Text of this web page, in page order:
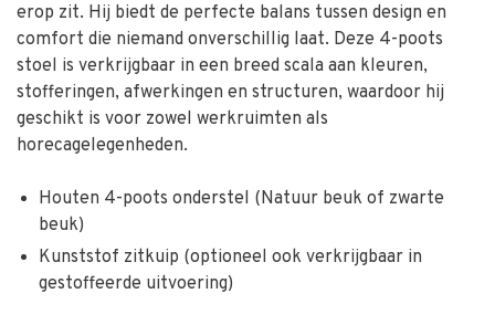
erop zit. Hij biedt de perfecte balans tussen design en
comfort die niemand onverschillig laat. Deze 4-poots
stoel is verkrijgbaar in een breed scala aan kleuren,
stofferingen, afwerkingen en structuren, waardoor hij
geschikt is voor zowel werkruimten als
horecagelegenheden.
Houten 4-poots onderstel (Natuur beuk of zwarte
beuk)
Kunststof zitkuip (optioneel ook verkrijgbaar in
gestoffeerde uitvoering)